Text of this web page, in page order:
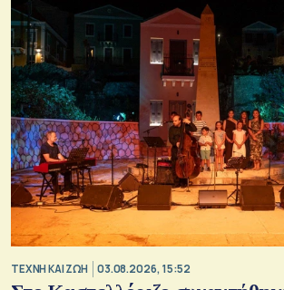
TΕΧΝΗ ΚΑΙ ΖΩΗ 03.08.2026, 15:52